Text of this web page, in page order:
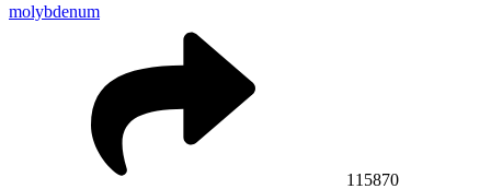
molybdenum
115870